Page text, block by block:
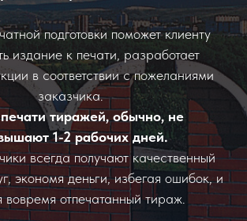
подготовки поможет клиенту
издание к печати, разработает
в соответствии с пожеланиями
заказчика.
тиражей, обычно, не
1-2 рабочих дней.
всегда получают качественный
экономя деньги, избегая ошибок, и
вовремя отпечатанный тираж.